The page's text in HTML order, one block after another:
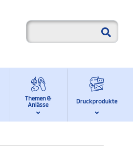
Themen &
Anlässe
Druckprodukte